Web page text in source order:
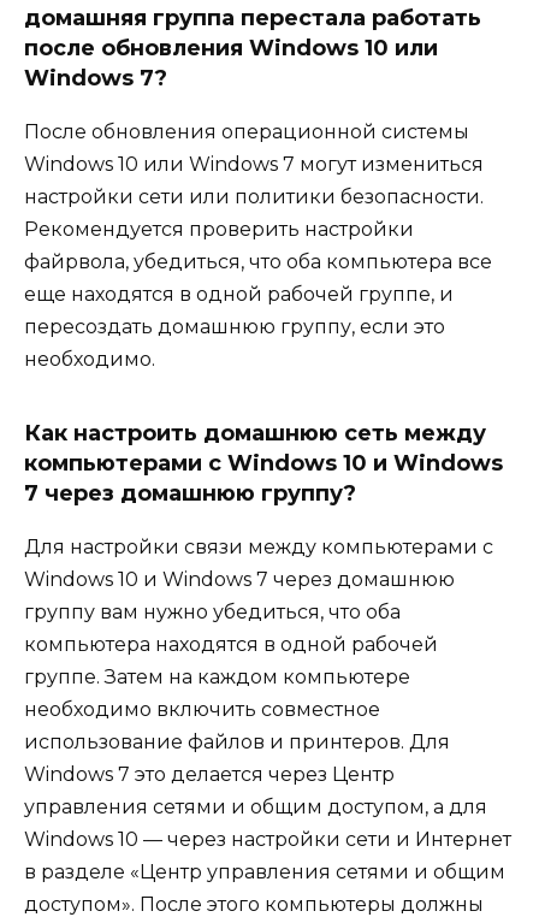
домашняя группа перестала работать
после обновления Windows 10 или
Windows 7?
После обновления операционной системы
Windows 10 или Windows 7 могут измениться
настройки сети или политики безопасности.
Рекомендуется проверить настройки
файрвола, убедиться, что оба компьютера все
еще находятся в одной рабочей группе, и
пересоздать домашнюю группу, если это
необходимо.
Как настроить домашнюю сеть между
компьютерами с Windows 10 и Windows
7 через домашнюю группу?
Для настройки связи между компьютерами с
Windows 10 и Windows 7 через домашнюю
группу вам нужно убедиться, что оба
компьютера находятся в одной рабочей
группе. Затем на каждом компьютере
необходимо включить совместное
использование файлов и принтеров. Для
Windows 7 это делается через Центр
управления сетями и общим доступом, а для
Windows 10 — через настройки сети и Интернет
в разделе «Центр управления сетями и общим
доступом». После этого компьютеры должны